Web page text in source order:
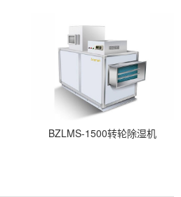
BZLMS-1500转轮除湿机